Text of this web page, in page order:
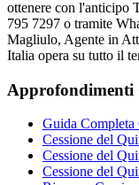
ottenere con l'anticipo
795 7297 o tramite
Magliulo, Agente in
Italia opera su tutto il
Approfondimenti
Guida Completa
Cessione del
Cessione del
Cessione del